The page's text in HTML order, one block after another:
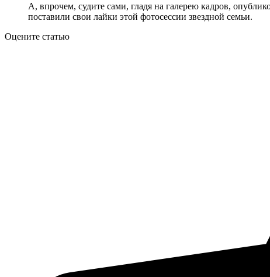
А, впрочем, судите сами, гладя на галерею кадров,
поставили свои лайки этой фотосессии звездной семьи.
Оцените статью